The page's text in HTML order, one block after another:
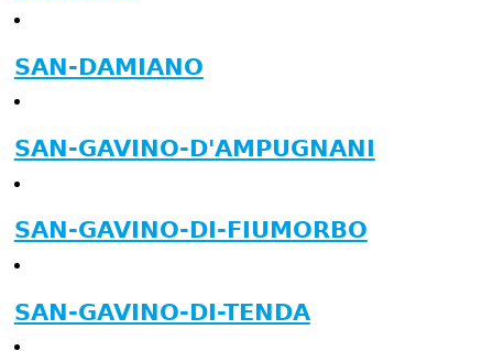
SAN-DAMIANO
SAN-GAVINO-D'AMPUGNANI
SAN-GAVINO-DI-FIUMORBO
SAN-GAVINO-DI-TENDA